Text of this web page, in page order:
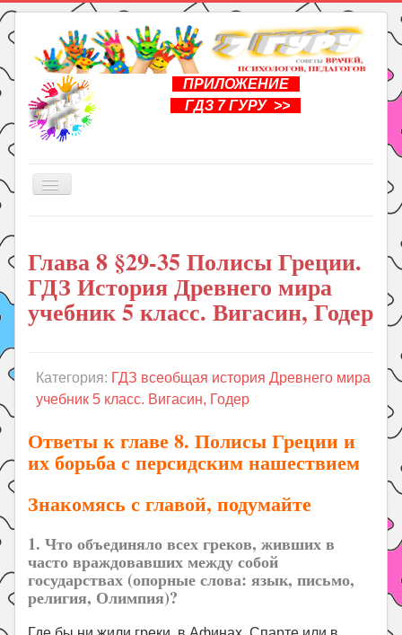
ПРИЛОЖЕНИЕ
ГДЗ 7 ГУРУ >>
Включить/
Книги
Рукоделие
Подготовка к школе
ГДЗ
Психология
Летом!
Поиск
Глава 8 §29-35 Полисы Греции.
ГДЗ История Древнего мира
учебник 5 класс. Вигасин, Годер
Категория: ГДЗ всеобщая история Древнего мира
учебник 5 класс. Вигасин, Годер
Ответы к главе 8. Полисы Греции и
их борьба с персидским нашествием
Знакомясь с главой, подумайте
1. Что объединяло всех греков, живших в
часто враждовавших между собой
государствах (опорные слова: язык, письмо,
религия, Олимпия)?